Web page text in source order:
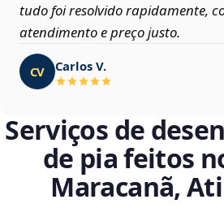
tudo foi resolvido rapidamente,
atendimento e preço justo.
CV Carlos V.
Serviços de
de pia feitos
Maracanã,